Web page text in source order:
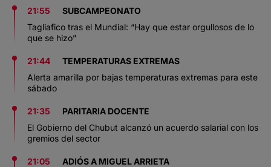
21:55
SUBCAMPEONATO
Tagliafico tras el Mundial: “Hay que estar orgullosos de lo
que se hizo”
21:44
TEMPERATURAS EXTREMAS
Alerta amarilla por bajas temperaturas extremas para este
sábado
21:35
PARITARIA DOCENTE
El Gobierno del Chubut alcanzó un acuerdo salarial con los
gremios del sector
21:05
ADIÓS A MIGUEL ARRIETA